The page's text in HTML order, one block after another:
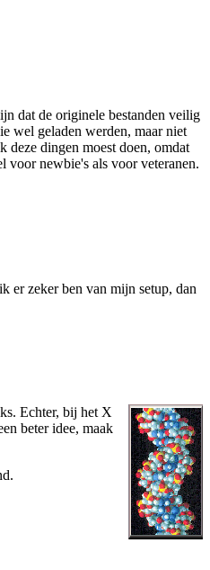
dat de originele bestanden veilig
wel geladen werden, maar niet
dingen moest doen, omdat
voor newbie's als voor veteranen.
er zeker ben van mijn setup, dan
Echter, bij het X
beter idee, maak